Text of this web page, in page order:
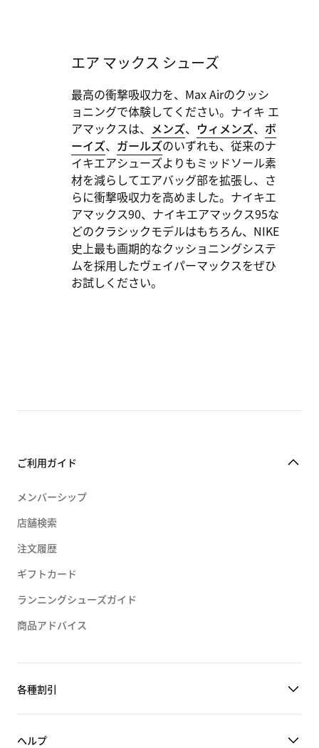
エア マックス シューズ
最高の衝撃吸収力を、Max Airのクッシ
ョニングで体験してください。ナイキ エ
アマックスは、 メンズ、 ウィメンズ、 ボ
ーイズ、 ガールズのいずれも、従来のナ
イキエアシューズよりもミッドソール素
材を減らしてエアバッグ部を拡張し、さ
らに衝撃吸収力を高めました。ナイキエ
アマックス90、ナイキエアマックス95な
どのクラシックモデルはもちろん、NIKE
史上最も画期的なクッショニングシステ
ムを採用したヴェイパーマックスをぜひ
お試しください。
ご利用ガイド
メンバーシップ
店舗検索
注文履歴
ギフトカード
ランニングシューズガイド
商品アドバイス
各種割引
ヘルプ